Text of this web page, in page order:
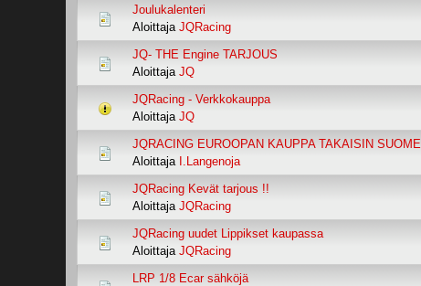
Joulukalenteri
Aloittaja JQRacing
JQ- THE Engine TARJOUS
Aloittaja JQ
JQRacing - Verkkokauppa
Aloittaja JQ
JQRACING EUROOPAN KAUPPA TAKAISIN
Aloittaja I.Langenoja
JQRacing Kevät tarjous !!
Aloittaja JQRacing
JQRacing uudet Lippikset kaupassa
Aloittaja JQRacing
LRP 1/8 Ecar sähköjä